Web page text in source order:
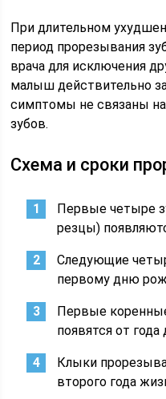
При длительном
период прорезывания
врача для исключения
малыш действительно
симптомы не связаны
зубов.
Схема и сроки
Первые четыре
резцы)
Следующие
первому дню
Первые
появятся от года
Клыки
второго года